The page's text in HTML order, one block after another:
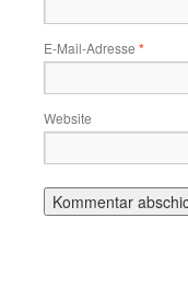
E-Mail-Adresse *
Website